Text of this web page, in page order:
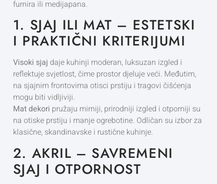
furnira ili medijapana.
1. SJAJ ILI MAT – ESTETSKI
I PRAKTIČNI KRITERIJUMI
Visoki sjaj daje kuhinji moderan, luksuzan izgled i
reflektuje svjetlost, čime prostor djeluje veći. Međutim,
na sjajnim frontovima otisci prstiju i tragovi čišćenja
mogu biti vidljiviji.
Mat dekori pružaju mirniji, prirodniji izgled i otporniji su
na otiske prstiju i manje ogrebotine. Odličan su izbor za
klasične, skandinavske i rustične kuhinje.
2. AKRIL – SAVREMENI
SJAJ I OTPORNOST